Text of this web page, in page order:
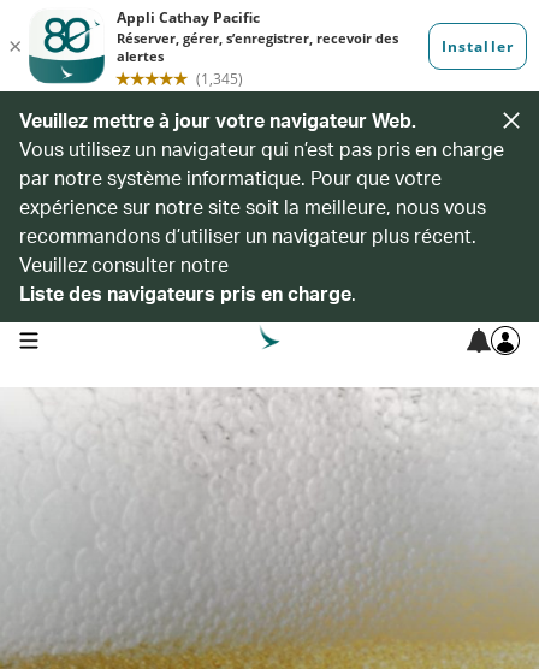
Veuillez mettre à jour votre navigateur Web.
Vous utilisez un navigateur qui n’est pas pris en charge
par notre système informatique. Pour que votre
expérience sur notre site soit la meilleure, nous vous
recommandons d’utiliser un navigateur plus récent.
Veuillez consulter notre
Liste des navigateurs pris en charge.
open navigation menu